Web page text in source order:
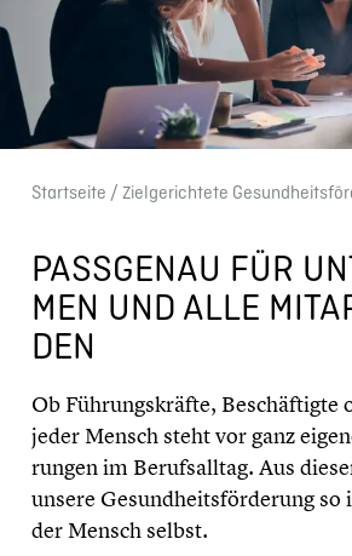
Start­seite / Zielge­rich­tete
PASSGENAU FÜR
MEN UND ALLE
DEN
Ob Führungs­kräfte, Beschäf­tigte
jeder Mensch steht vor ganz
run­gen im Berufs­all­tag. Aus
unsere Gesundheits­förderung
der Mensch selbst.